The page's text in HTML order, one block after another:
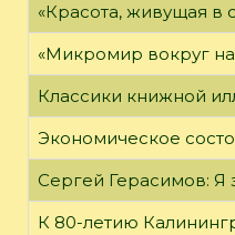
«Красота, живущая в
«Микромир вокруг
Классики книжной
Экономическое
Сергей Герасимов: Я
К 80-летию